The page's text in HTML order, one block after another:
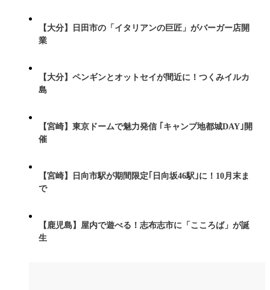
【大分】日田市の「イタリアンの巨匠」がバーガー店開
業
【大分】ペンギンとオットセイが間近に！つくみイルカ
島
【宮崎】東京ドームで魅力発信 ｢キャンプ地都城DAY｣開
催
【宮崎】日向市駅が期間限定｢日向坂46駅｣に！10月末ま
で
【鹿児島】屋内で遊べる！志布志市に「こころば」が誕
生